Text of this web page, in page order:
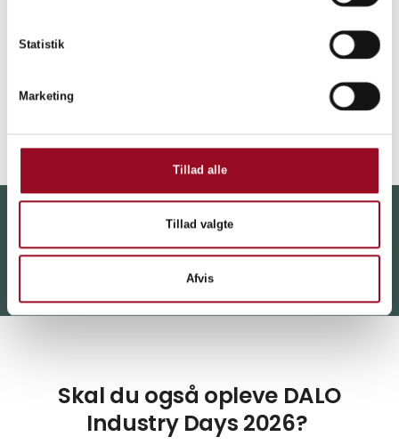
Statistik
Marketing
Tillad alle
Tillad valgte
Afvis
Ansøg her
Bemærk:Arrangementet afholdes af FMI den 21. august på
Vi ses til DALO Industry Days 19. - 20. august
i MCH Messecenter Herning
Skal du også opleve DALO
Industry Days 2026?